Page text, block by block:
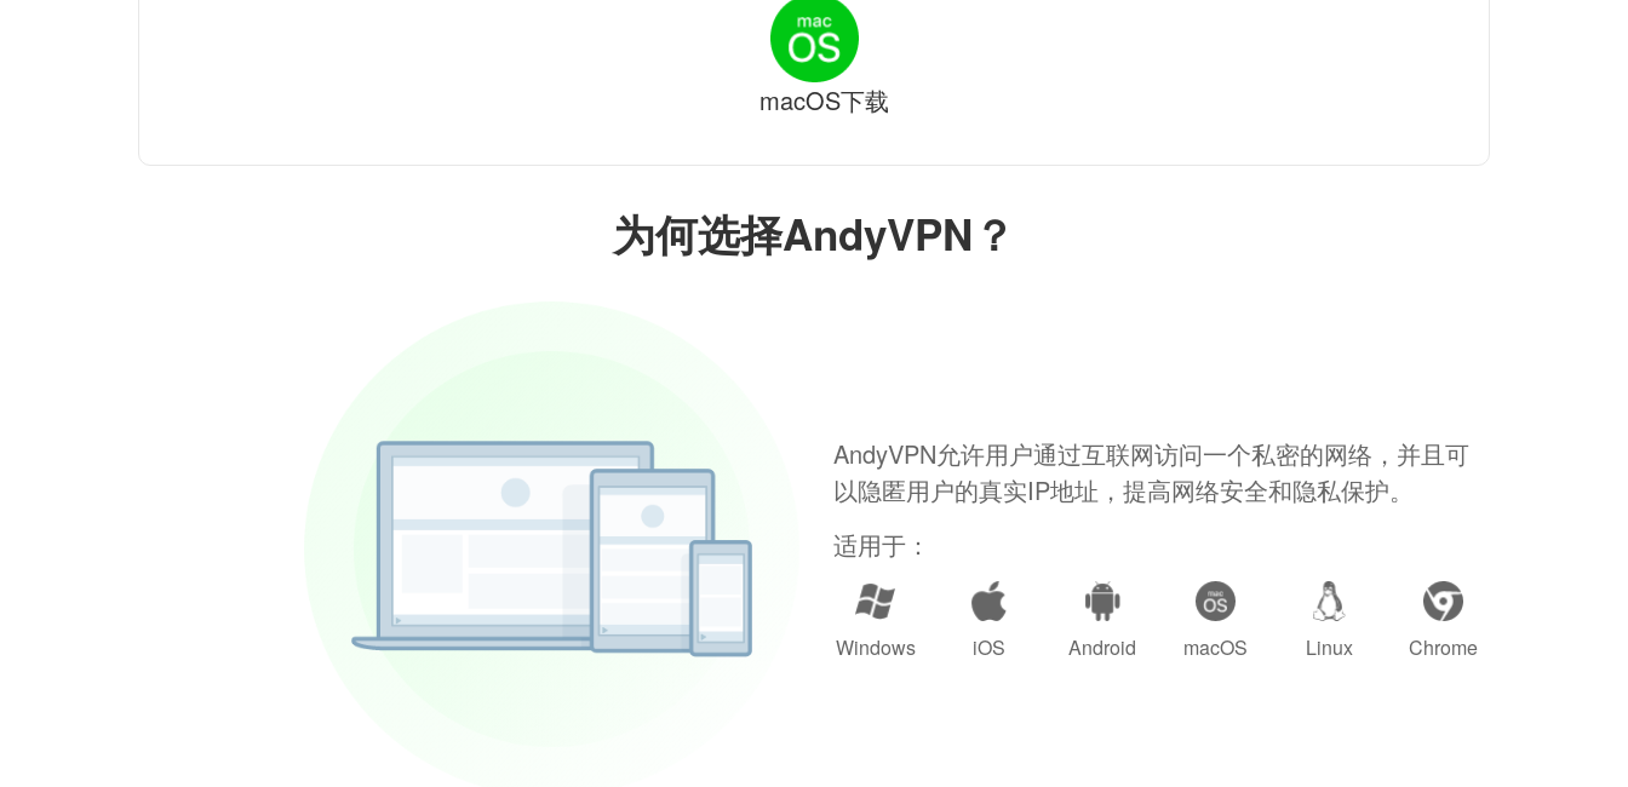
为何选择AndyVPN？
AndyVPN允许用户通过互联网访问一个私密的网络，并且可
以隐匿用户的真实IP地址，提高网络安全和隐私保护。
适用于：
Windows iOS Android macOS Linux Chrome
macOS下载